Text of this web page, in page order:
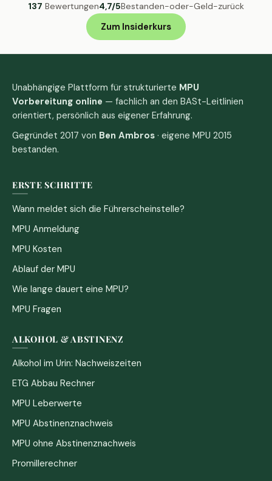
137 Bewertungen4,7/5Bestanden-oder-Geld-zurück
Zum Insiderkurs
Unabhängige Plattform für strukturierte MPU
Vorbereitung online — fachlich an den BASt-Leitlinien
orientiert, persönlich aus eigener Erfahrung.
Gegründet 2017 von Ben Ambros · eigene MPU 2015
bestanden.
ERSTE SCHRITTE
Wann meldet sich die Führerscheinstelle?
MPU Anmeldung
MPU Kosten
Ablauf der MPU
Wie lange dauert eine MPU?
MPU Fragen
ALKOHOL & ABSTINENZ
Alkohol im Urin: Nachweiszeiten
ETG Abbau Rechner
MPU Leberwerte
MPU Abstinenznachweis
MPU ohne Abstinenznachweis
Promillerechner